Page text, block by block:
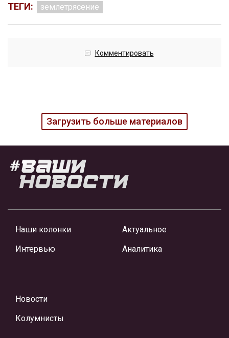
ТЕГИ: землетрясение
Комментировать
Загрузить больше материалов
Наши колонки
Интервью
Актуальное
Аналитика
Новости
Колумнисты